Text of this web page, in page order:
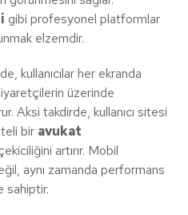
gibi profesyonel platformlar
elzemdir.
kullanıcılar her ekranda
üzerinde
Aksi takdirde, kullanıcı sitesi
bir avukat
artırır. Mobil
aynı zamanda performans
sahiptir.